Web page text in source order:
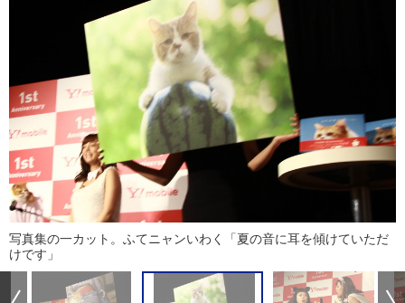
写真集の一カット。ふてニャンいわく「夏の音に耳を傾けていただ
けです」